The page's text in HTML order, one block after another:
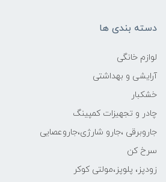
دسته بندی ها
لوازم خانگی
آرایشی و بهداشتی
خشکبار
چادر و تجهیزات کمپینگ
جاروبرقی ،جارو شارژی،جاروعصایی
سرخ کن
زودپز، پلوپز،مولتی کوکر